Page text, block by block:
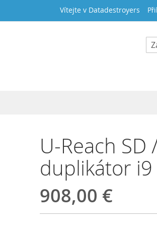
Vítejte v Datadestroyers
U-Reach SD
duplikátor i9
908,00 €